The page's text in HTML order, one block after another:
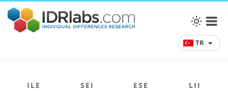
TR
ILE SEI ESE
LII